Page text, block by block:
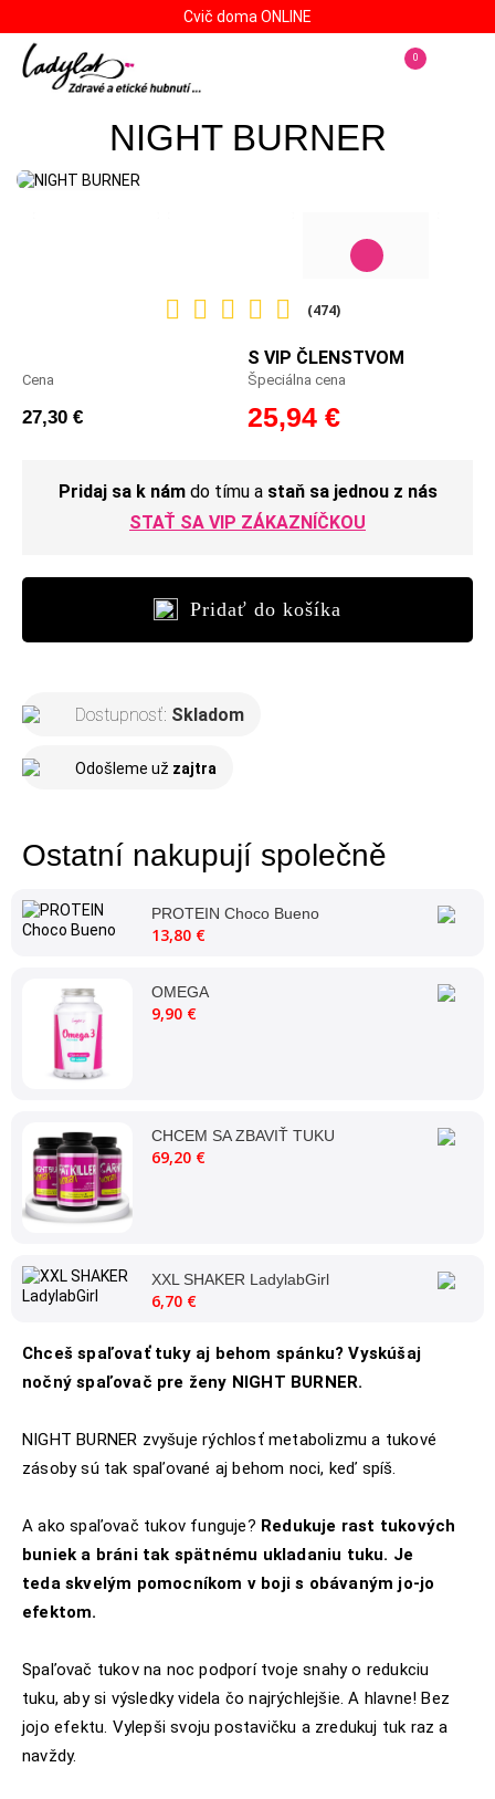
Cvič doma ONLINE
0
NIGHT BURNER
(474)
Chceš spaľovať tuky aj behom spánku? Vyskúšaj
nočný spaľovač pre ženy NIGHT BURNER.
NIGHT BURNER zvyšuje rýchlosť metabolizmu a tukové
zásoby sú tak spaľované aj behom noci, keď spíš.
A ako spaľovač tukov funguje? Redukuje rast tukových
buniek a bráni tak spätnému ukladaniu tuku. Je
teda skvelým pomocníkom v boji s obávaným jo-jo
efektom.
Spaľovač tukov na noc podporí tvoje snahy o redukciu
tuku, aby si výsledky videla čo najrýchlejšie. A hlavne! Bez
jojo efektu. Vylepši svoju postavičku a zredukuj tuk raz a
navždy.
S VIP ČLENSTVOM
Špeciálna cena
25,94 €
Cena
27,30 €
Pridaj sa k námdo tímu a staň sa jednou z nás
STAŤ SA VIP ZÁKAZNÍČKOU
Pridať do košíka
Dostupnosť: Skladom
Odošleme už zajtra
Ostatní nakupují společně
PROTEIN Choco Bueno
13,80 €
OMEGA
9,90 €
CHCEM SA ZBAVIŤ TUKU
69,20 €
XXL SHAKER LadylabGirl
6,70 €